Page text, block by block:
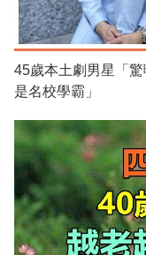
45歲本土劇男星「
是名校學霸」